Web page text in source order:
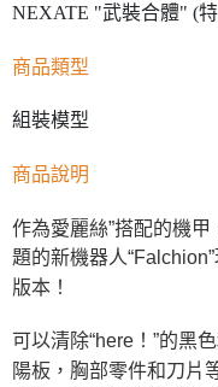
NEXATE "武裝合體" (
商品類型
組裝模型
商品說明
作為愛麗絲”搭配的機甲
題的新機器人
版本！
可以清除“here！”的黑
陽板，胸部零件和刀片